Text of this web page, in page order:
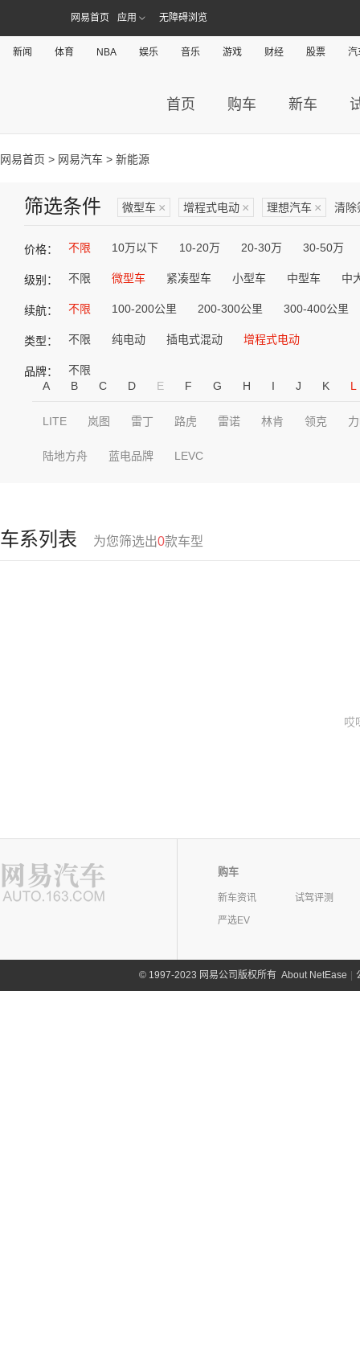
网易首页 应用 无障碍浏览
新闻 体育 NBA 娱乐 音乐 游戏 财经 股票 汽
首页 购车 新车
网易首页 > 网易汽车 > 新能源
筛选条件 微型车 × 增程式电动 × 理想汽车 × 清除
价格： 不限 10万以下 10-20万 20-30万 30-50万
级别： 不限 微型车 紧凑型车 小型车 中型车 中
续航： 不限 100-200公里 200-300公里 300-400公里
类型： 不限 纯电动 插电式混动 增程式电动
品牌：
不限
A
B C D E F G H I J K L
LITE 岚图 雷丁 路虎 雷诺 林肯 领克
陆地方舟 蓝电品牌 LEVC
车系列表 为您筛选出0款车型
哎
购车
新车资讯
试驾评测
严选EV
©1997-2023 网易公司版权所有 About NetEase